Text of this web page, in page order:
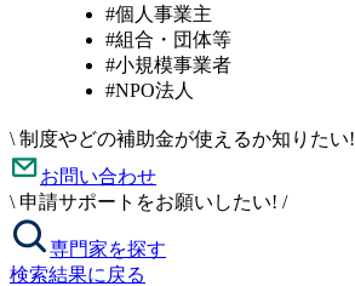
#個人事業主
#組合・団体等
#小規模事業者
#NPO法人
\ 制度やどの補助金が使えるか知りたい!
お問い合わせ
\ 申請サポートをお願いしたい! /
専門家を探す
検索結果に戻る